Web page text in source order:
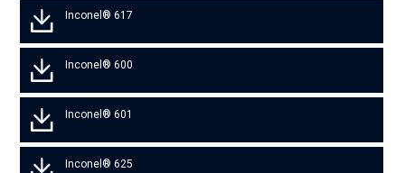
Inconel® 617
Inconel® 600
Inconel® 601
Inconel® 625